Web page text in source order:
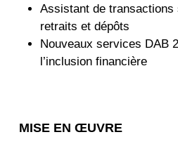
Assistant de transactions
retraits et dépôts
Nouveaux services DAB
l’inclusion financière
MISE EN ŒUVRE